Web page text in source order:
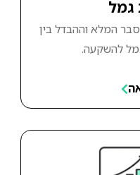
גמל
המלא וההבדל בין
להשקעה.